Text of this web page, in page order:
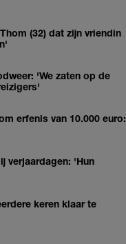
(32) dat zijn vriendin
'We zaten op de
erfenis van 10.000 euro:
verjaardagen: 'Hun
keren klaar te